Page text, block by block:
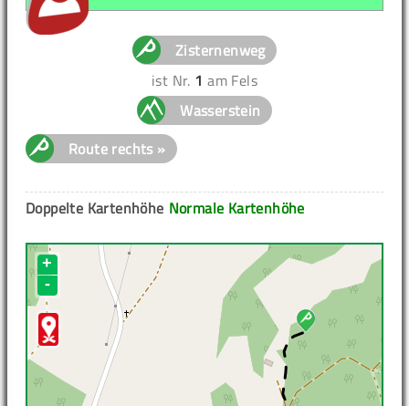
Zisternenweg
ist Nr. 1 am Fels
Wasserstein
Route rechts »
Normale Kartenhöhe
Doppelte Kartenhöhe
+
-